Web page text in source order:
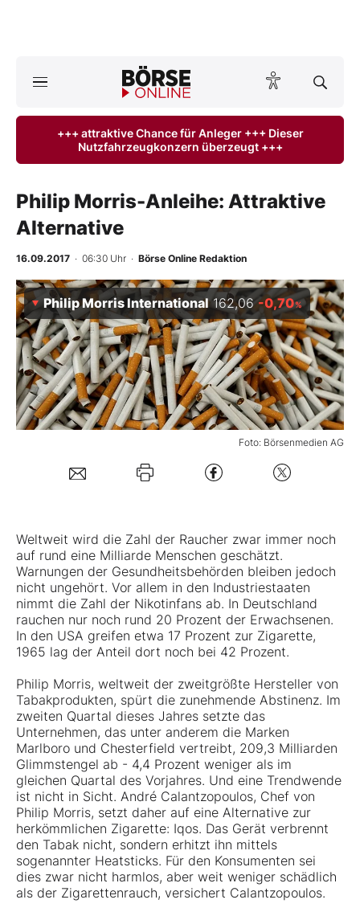
Anlageprodukte
Finanz-Check
Abo & Shop
Experten
Mein B:O
Mein Konto
+++ attraktive Chance für Anleger +++ Dieser
Nutzfahrzeugkonzern überzeugt +++
Philip Morris-Anleihe: Attraktive
Alternative
16.09.2017 · 06:30 Uhr · Börse Online Redaktion
Foto: Börsenmedien AG
Philip Morris International 162,06 -0,70%
Weltweit wird die Zahl der Raucher zwar immer noch
auf rund eine Milliarde Menschen geschätzt.
Warnungen der Gesundheitsbehörden bleiben jedoch
nicht ungehört. Vor allem in den Industriestaaten
nimmt die Zahl der Nikotinfans ab. In Deutschland
rauchen nur noch rund 20 Prozent der Erwachsenen.
In den USA greifen etwa 17 Prozent zur Zigarette,
1965 lag der Anteil dort noch bei 42 Prozent.
Philip Morris, weltweit der zweitgrößte Hersteller von
Tabakprodukten, spürt die zunehmende Abstinenz. Im
zweiten Quartal dieses Jahres setzte das
Unternehmen, das unter anderem die Marken
Marlboro und Chesterfield vertreibt, 209,3 Milliarden
Glimmstengel ab - 4,4 Prozent weniger als im
gleichen Quartal des Vorjahres. Und eine Trendwende
ist nicht in Sicht. André Calantzopoulos, Chef von
Philip Morris, setzt daher auf eine Alternative zur
herkömmlichen Zigarette: Iqos. Das Gerät verbrennt
den Tabak nicht, sondern erhitzt ihn mittels
sogenannter Heatsticks. Für den Konsumenten sei
dies zwar nicht harmlos, aber weit weniger schädlich
als der Zigarettenrauch, versichert Calantzopoulos.